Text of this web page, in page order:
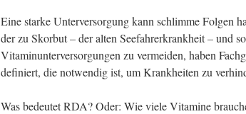
Eine starke Unterversorgung kann schlimme Folgen
der zu Skorbut – der alten Seefahrerkrankheit – und
Vitaminunterversorgungen zu vermeiden, haben
definiert, die notwendig ist, um Krankheiten zu
Was bedeutet RDA? Oder: Wie viele Vitamine